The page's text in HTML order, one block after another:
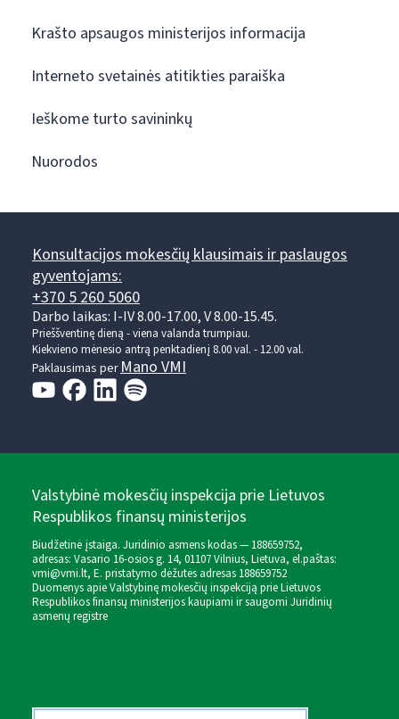
Krašto apsaugos ministerijos informacija
Interneto svetainės atitikties paraiška
Ieškome turto savininkų
Nuorodos
Konsultacijos mokesčių klausimais ir paslaugos
gyventojams:
+370 5 260 5060
Darbo laikas: I-IV 8.00-17.00, V 8.00-15.45.
Prieššventinę dieną - viena valanda trumpiau.
Kiekvieno mėnesio antrą penktadienį 8.00 val. - 12.00 val.
Paklausimas perMano VMI
Valstybinė mokesčių inspekcija prie Lietuvos
Respublikos finansų ministerijos
Biudžetinė įstaiga. Juridinio asmens kodas — 188659752,
adresas: Vasario 16-osios g. 14, 01107 Vilnius, Lietuva, el.paštas:
vmi@vmi.lt, E. pristatymo dėžutės adresas 188659752
Duomenys apie Valstybinę mokesčių inspekciją prie Lietuvos
Respublikos finansų ministerijos kaupiami ir saugomi Juridinių
asmenų registre